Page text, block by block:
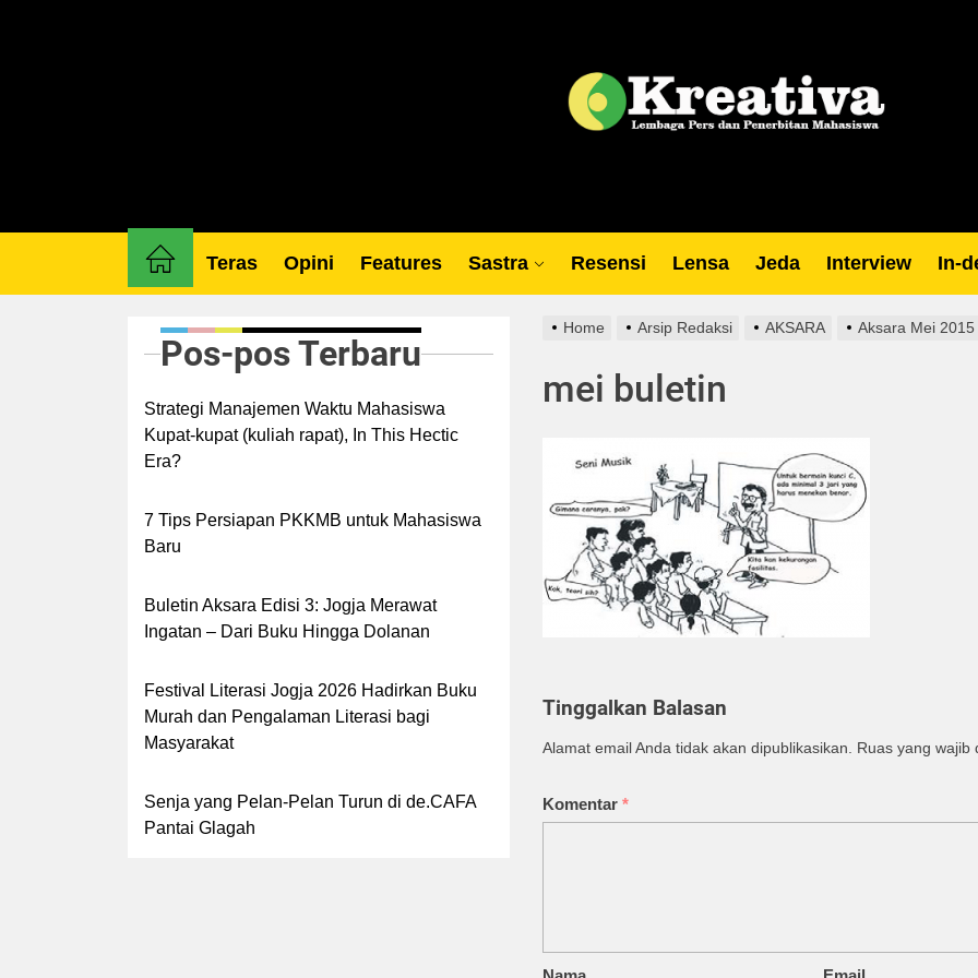
Teras Opini Features Sastra Resensi Lensa Jeda Interview In-
Home Arsip Redaksi AKSARA Aksara Mei 2015
mei buletin
Tinggalkan Balasan
Alamat email Anda tidak akan dipublikasikan. Ruas yang wajib
Komentar *
Pos-pos Terbaru
Strategi Manajemen Waktu Mahasiswa
Kupat-kupat (kuliah rapat), In This Hectic
Era?
7 Tips Persiapan PKKMB untuk Mahasiswa
Baru
Buletin Aksara Edisi 3: Jogja Merawat
Ingatan – Dari Buku Hingga Dolanan
Festival Literasi Jogja 2026 Hadirkan Buku
Murah dan Pengalaman Literasi bagi
Masyarakat
Senja yang Pelan-Pelan Turun di de.CAFA
Pantai Glagah